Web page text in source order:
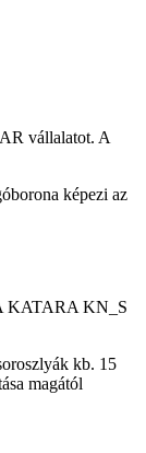
vállalatot. A
képezi az
KATARA KN_S
kb. 15
magától